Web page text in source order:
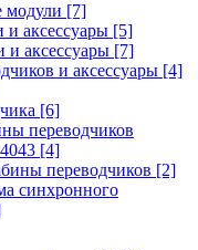
модули [7]
и аксессуары [5]
аксессуары [7]
и аксессуары [4]
[6]
переводчиков
[4]
переводчиков [2]
синхронного